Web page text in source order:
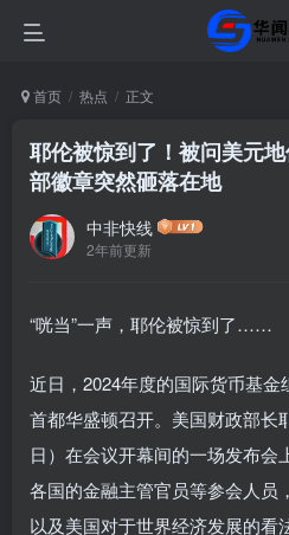
首页 热点 正文
耶伦被惊到了！被问美元
部徽章突然砸落在地
中非快线
2年前更新
“咣当”一声，耶伦被惊到了……
近日，2024年度的国际货币基
首都华盛顿召开。美国财政部长
日）在会议开幕间的一场发布会
各国的金融主管官员等参会人员
以及美国对于世界经济发展的看法